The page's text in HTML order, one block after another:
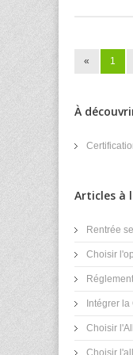
« 1
À
Articles à
Rentrée
Choisir
Intégrer
Choisir